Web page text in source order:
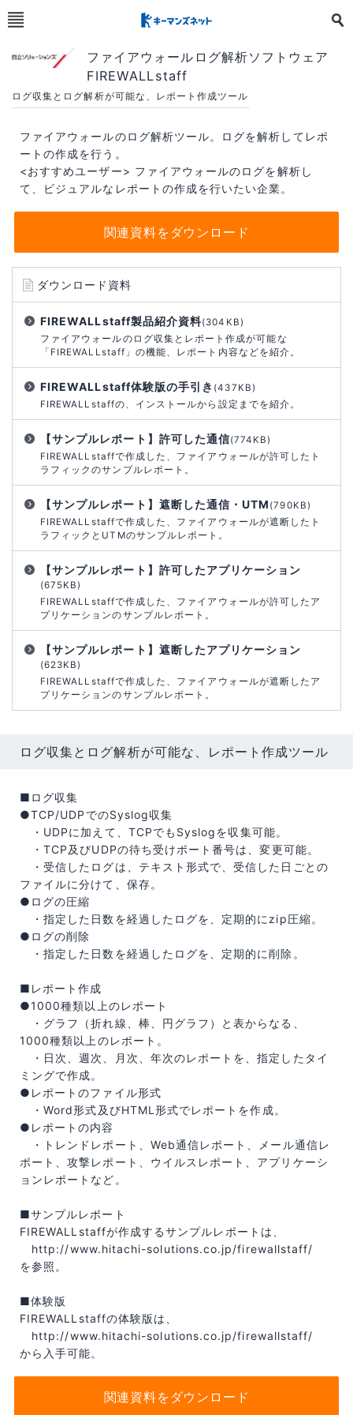
ファイアウォールログ解析ソフトウェア
FIREWALLstaff
ログ収集とログ解析が可能な、レポート作成ツール
ファイアウォールのログ解析ツール。ログを解析してレポ
ートの作成を行う。
<おすすめユーザー> ファイアウォールのログを解析し
て、ビジュアルなレポートの作成を行いたい企業。
関連資料をダウンロード
ダウンロード資料
FIREWALLstaff製品紹介資料(304KB)
ファイアウォールのログ収集とレポート作成が可能な
「FIREWALLstaff」の機能、レポート内容などを紹介。
FIREWALLstaff体験版の手引き (437KB)
FIREWALLstaffの、インストールから設定までを紹介。
【サンプルレポート】許可した通信(774KB)
FIREWALLstaffで作成した、ファイアウォールが許可したト
ラフィックのサンプルレポート。
【サンプルレポート】遮断した通信・UTM (790KB)
FIREWALLstaffで作成した、ファイアウォールが遮断したト
ラフィックとUTMのサンプルレポート。
【サンプルレポート】許可したアプリケーション
(675KB)
FIREWALLstaffで作成した、ファイアウォールが許可したア
プリケーションのサンプルレポート。
【サンプルレポート】遮断したアプリケーション
(623KB)
FIREWALLstaffで作成した、ファイアウォールが遮断したア
プリケーションのサンプルレポート。
ログ収集とログ解析が可能な、レポート作成ツール
■ログ収集
●TCP/UDPでのSyslog収集
・UDPに加えて、TCPでもSyslogを収集可能。
・TCP及びUDPの待ち受けポート番号は、変更可能。
・受信したログは、テキスト形式で、受信した日ごとの
ファイルに分けて、保存。
●ログの圧縮
・指定した日数を経過したログを、定期的にzip圧縮。
●ログの削除
・指定した日数を経過したログを、定期的に削除。
■レポート作成
●1000種類以上のレポート
・グラフ（折れ線、棒、円グラフ）と表からなる、
1000種類以上のレポート。
・日次、週次、月次、年次のレポートを、指定したタイ
ミングで作成。
●レポートのファイル形式
・Word形式及びHTML形式でレポートを作成。
●レポートの内容
・トレンドレポート、Web通信レポート、メール通信レ
ポート、攻撃レポート、ウイルスレポート、アプリケーシ
ョンレポートなど。
■サンプルレポート
FIREWALLstaffが作成するサンプルレポートは、
http://www.hitachi-solutions.co.jp/firewallstaff/
を参照。
■体験版
FIREWALLstaffの体験版は、
http://www.hitachi-solutions.co.jp/firewallstaff/
から入手可能。
関連資料をダウンロード